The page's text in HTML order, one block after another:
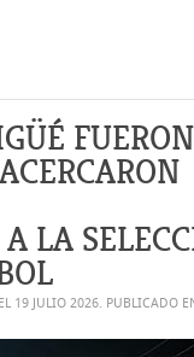
FUERON
LA
19 JULIO 2026. PUBLICADO